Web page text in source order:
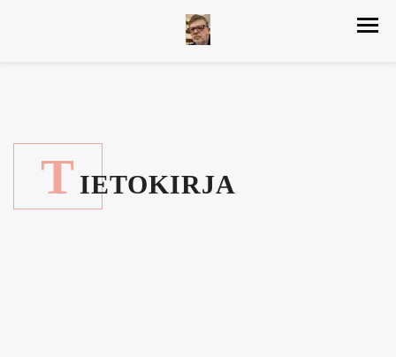
T IETOKIRJA